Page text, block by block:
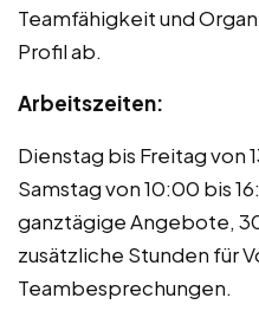
Teamfähigkeit und
Profil ab.
Arbeitszeiten:
Dienstag bis Freitag von
Samstag von 10:00 bis
ganztägige Angebote,
zusätzliche Stunden für
Teambesprechungen.